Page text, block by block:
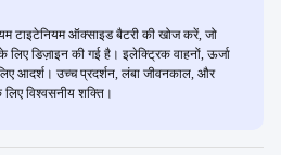
टाइटेनियम ऑक्साइड बैटरी की खोज करें, जो
डिज़ाइन की गई है। इलेक्ट्रिक वाहनों, ऊर्जा
आदर्श। उच्च प्रदर्शन, लंबा जीवनकाल, और
विश्वसनीय शक्ति।